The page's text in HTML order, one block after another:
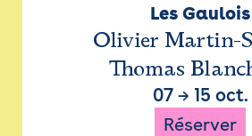
Les Gaulois
Olivier Martin-
Thomas
07→ 15 oct.
Réserver